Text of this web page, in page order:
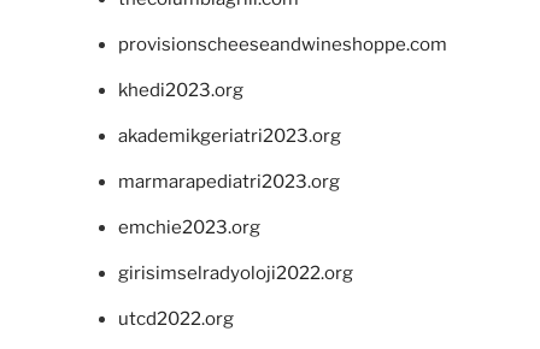
provisionscheeseandwineshoppe.com
khedi2023.org
akademikgeriatri2023.org
marmarapediatri2023.org
emchie2023.org
girisimselradyoloji2022.org
utcd2022.org